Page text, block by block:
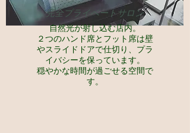
​完全プライベートサロン
自然光が射し込む店内。
２つのハンド席とフット席は壁
やスライドドアで仕切り、プラ
イバシーを保っています。
穏やかな時間が過ごせる空間で
す。